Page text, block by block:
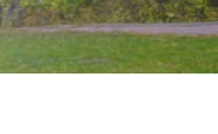
the